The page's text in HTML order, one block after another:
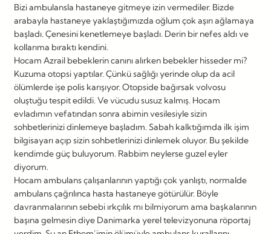
Bizi ambulansla hastaneye gitmeye izin vermediler. Bizde
arabayla hastaneye yaklaştığımızda oğlum çok aşırı ağlamaya
başladı. Çenesini kenetlemeye başladı. Derin bir nefes aldı ve
kollarıma bıraktı kendini.
Hocam Azrail bebeklerin canını alırken bebekler hisseder mi?
Kuzuma otopsi yaptılar. Çünkü sağlığı yerinde olup da acil
ölümlerde işe polis karışıyor. Otopside bağırsak volvosu
oluştuğu tespit edildi. Ve vücudu susuz kalmış. Hocam
evladımın vefatından sonra abimin vesilesiyle sizin
sohbetlerinizi dinlemeye başladım. Sabah kalktığımda ilk işim
bilgisayarı açıp sizin sohbetlerinizi dinlemek oluyor. Bu şekilde
kendimde güç buluyorum. Rabbim neylerse guzel eyler
diyorum.
Hocam ambulans çalışanlarının yaptığı çok yanlıştı, normalde
ambulans çağrılınca hasta hastaneye götürülür. Böyle
davranmalarının sebebi ırkçılık mı bilmiyorum ama başkalarının
başına gelmesin diye Danimarka yerel televizyonuna röportaj